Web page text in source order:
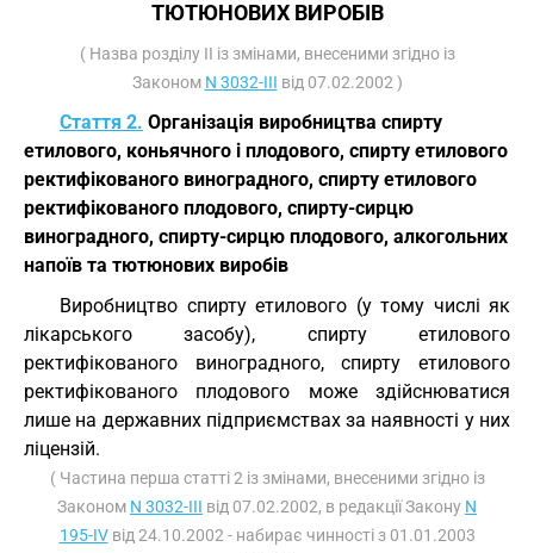
ТЮТЮНОВИХ ВИРОБІВ
( Назва розділу II із змінами, внесеними згідно із
Законом N 3032-III від 07.02.2002 )
Стаття 2. Організація виробництва спирту
етилового, коньячного і плодового, спирту етилового
ректифікованого виноградного, спирту етилового
ректифікованого плодового, спирту-сирцю
виноградного, спирту-сирцю плодового, алкогольних
напоїв та тютюнових виробів
Виробництво спирту етилового (у тому числі як
лікарського засобу), спирту етилового
ректифікованого виноградного, спирту етилового
ректифікованого плодового може здійснюватися
лише на державних підприємствах за наявності у них
ліцензій.
( Частина перша статті 2 із змінами, внесеними згідно із
Законом N 3032-III від 07.02.2002, в редакції Закону N
195-IVвід 24.10.2002 - набирає чинності з 01.01.2003